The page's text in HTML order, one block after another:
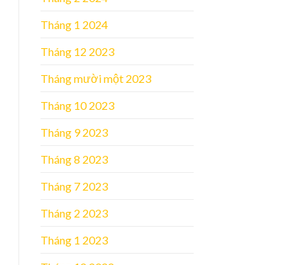
Tháng 1 2024
Tháng 12 2023
Tháng mười một 2023
Tháng 10 2023
Tháng 9 2023
Tháng 8 2023
Tháng 7 2023
Tháng 2 2023
Tháng 1 2023